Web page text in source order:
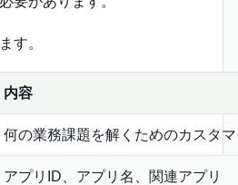
す。
内容
何の業務課題を解くためのカスタ
アプリID、アプリ名、関連アプリ